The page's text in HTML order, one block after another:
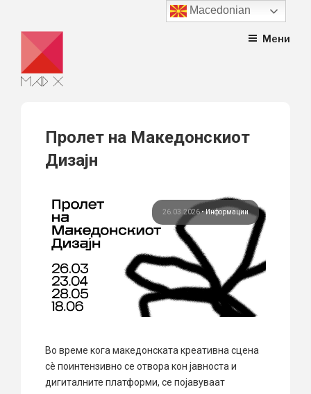
content
Мени
Пролет на Македонскиот
Дизајн
26.03.2026•Информации
Во време кога македонската креативна сцена
сè поинтензивно се отвора кон јавноста и
дигиталните платформи, се појавуваат
Macedonian